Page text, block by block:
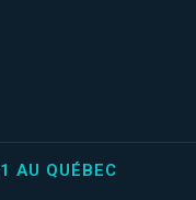
AU QUÉBEC